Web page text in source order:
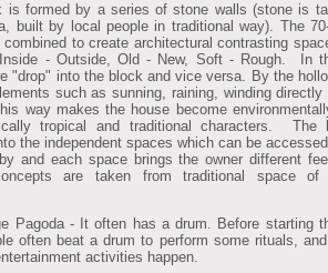
is formed by a series of stone walls (stone is
built by local people in traditional way). The
combined to create architectural contrasting
- Outside, Old - New, Soft - Rough. In
"drop" into the block and vice versa. By the
such as sunning, raining, winding directly
way makes the house become
tropical and traditional characters. The
the independent spaces which can be
and each space brings the owner different
are taken from traditional space of
Pagoda - It often has a drum. Before starting
often beat a drum to perform some rituals,
activities happen.